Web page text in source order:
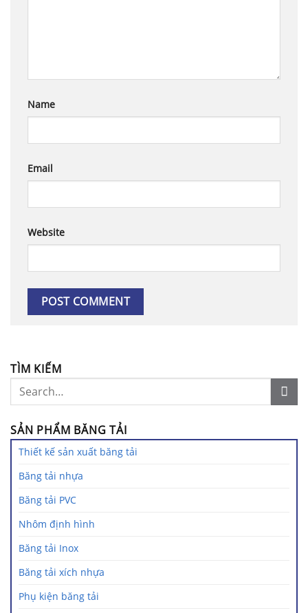
Name
Email
Website
TÌM KIẾM
SẢN PHẨM BĂNG TẢI
Thiết kế sản xuất băng tải
Băng tải nhựa
Băng tải PVC
Nhôm định hình
Băng tải Inox
Băng tải xích nhựa
Phụ kiện băng tải